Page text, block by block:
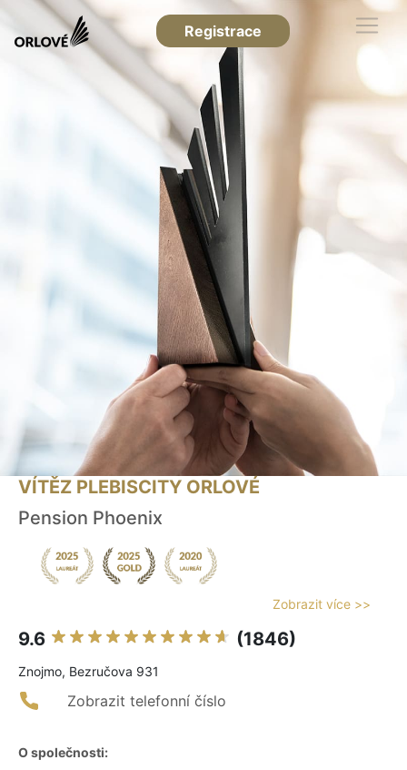
Registrace
VÍTĚZ PLEBISCITY ORLOVÉ
Pension Phoenix
Zobrazit více >>
9.6 (1846)
Znojmo, Bezručova 931
Zobrazit telefonní číslo
O společnosti: